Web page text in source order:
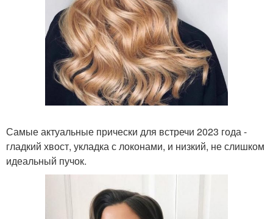
Самые актуальные прически для встречи 2023 года -
гладкий хвост, укладка с локонами, и низкий, не слишком
идеальный пучок.